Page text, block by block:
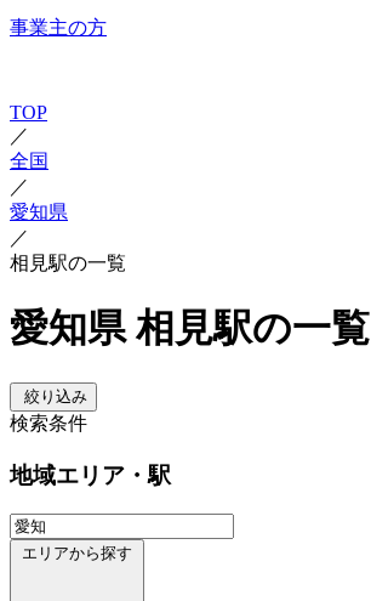
事業主の方
TOP
／
全国
／
愛知県
／
相見駅の一覧
愛知県 相見駅の一覧
絞り込み
検索条件
地域エリア・駅
エリアから探す